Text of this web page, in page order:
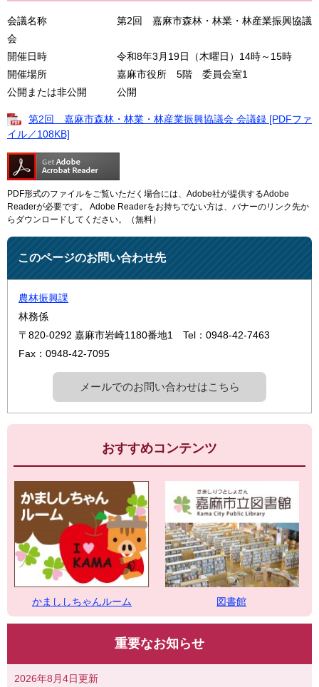
会議名称 第2回 嘉麻市森林・林業・林産業振興協議
会
開催日時 令和8年3月19日（木曜日）14時～15時
開催場所 嘉麻市役所 5階 委員会室1
公開または非公開 公開
第2回 嘉麻市森林・林業・林産業振興協議会 会議録 [PDFファ
イル／108KB]
PDF形式のファイルをご覧いただく場合には、Adobe社が提供するAdobe
Readerが必要です。
Adobe Readerをお持ちでない方は、バナーのリンク先か
らダウンロードしてください。（無料）
このページのお問い合わせ先
農林振興課
林務係
〒820-0292 嘉麻市岩崎1180番地1
Tel：0948-42-7463
Fax：0948-42-7095
メールでのお問い合わせはこちら
おすすめコンテンツ
かまししちゃんルーム 図書館
重要なお知らせ
2026年8月4日更新